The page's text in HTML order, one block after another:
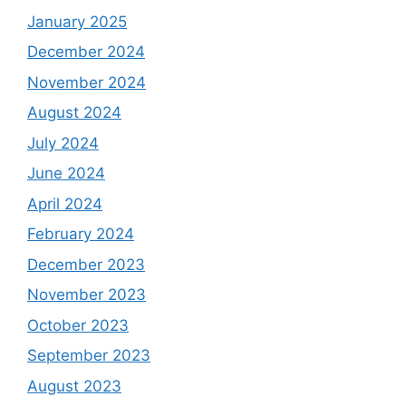
January 2025
December 2024
November 2024
August 2024
July 2024
June 2024
April 2024
February 2024
December 2023
November 2023
October 2023
September 2023
August 2023